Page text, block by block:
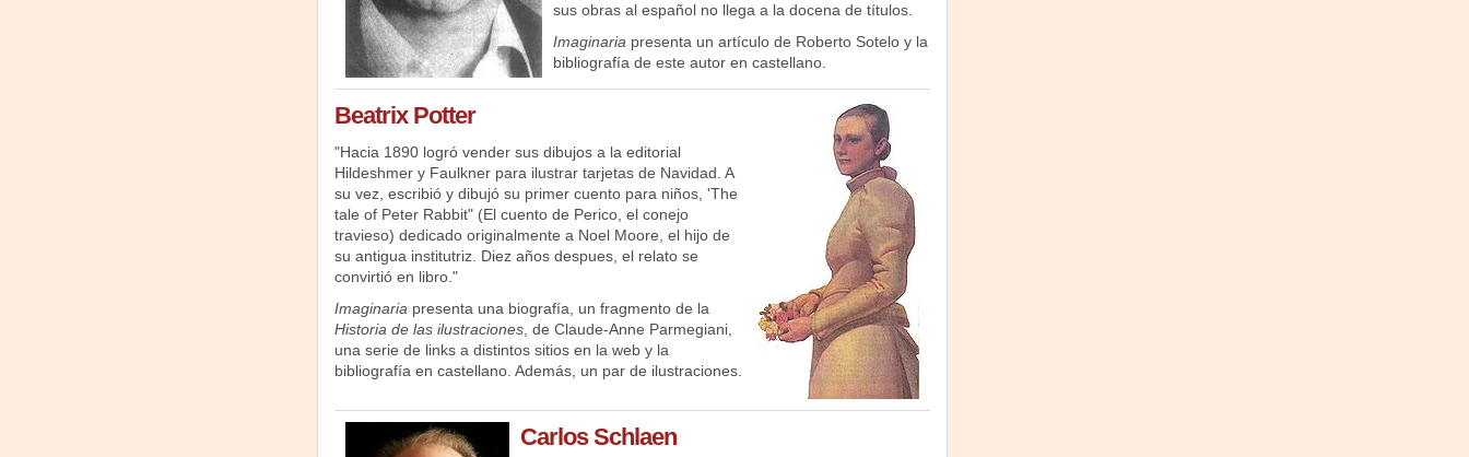
sus obras al español no llega a la docena de títulos.
Imaginaria presenta un artículo de Roberto Sotelo y la
bibliografía de este autor en castellano.
Beatrix Potter
"Hacia 1890 logró vender sus dibujos a la editorial
Hildeshmer y Faulkner para ilustrar tarjetas de Navidad. A
su vez, escribió y dibujó su primer cuento para niños, 'The
tale of Peter Rabbit" (El cuento de Perico, el conejo
travieso) dedicado originalmente a Noel Moore, el hijo de
su antigua institutriz. Diez años despues, el relato se
convirtió en libro."
Imaginaria presenta una biografía, un fragmento de la
Historia de las ilustraciones, de Claude-Anne Parmegiani,
una serie de links a distintos sitios en la web y la
bibliografía en castellano. Además, un par de ilustraciones.
Carlos Schlaen